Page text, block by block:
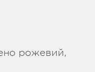
рожевий,